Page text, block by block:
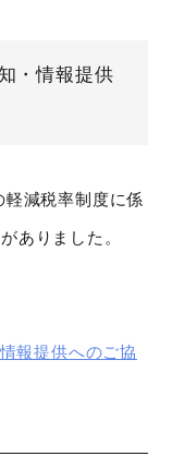
・情報提供
軽減税率制度に係
ありました。
報提供へのご協